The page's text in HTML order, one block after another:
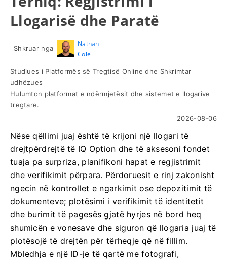
Llogarisë dhe Paratë
Shkruar nga
Nathan
Cole
Studiues i Platformës së Tregtisë Online dhe Shkrimtar
udhëzues
Hulumton platformat e ndërmjetësit dhe sistemet e llogarive
tregtare.
2026-08-06
Nëse qëllimi juaj është të krijoni një llogari të
drejtpërdrejtë të IQ Option dhe të aksesoni fondet
tuaja pa surpriza, planifikoni hapat e regjistrimit
dhe verifikimit përpara. Përdoruesit e rinj zakonisht
ngecin në kontrollet e ngarkimit ose depozitimit të
dokumenteve; plotësimi i verifikimit të identitetit
dhe burimit të pagesës gjatë hyrjes në bord heq
shumicën e vonesave dhe siguron që llogaria juaj të
plotësojë të drejtën për tërheqje që në fillim.
Mbledhja e një ID-je të qartë me fotografi,